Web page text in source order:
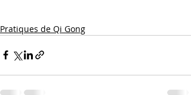
Pratiques de Qi Gong